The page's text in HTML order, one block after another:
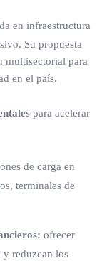
en infraestructura
Su propuesta
multisectorial para
en el país.
para acelerar
de carga en
terminales de
ofrecer
reduzcan los